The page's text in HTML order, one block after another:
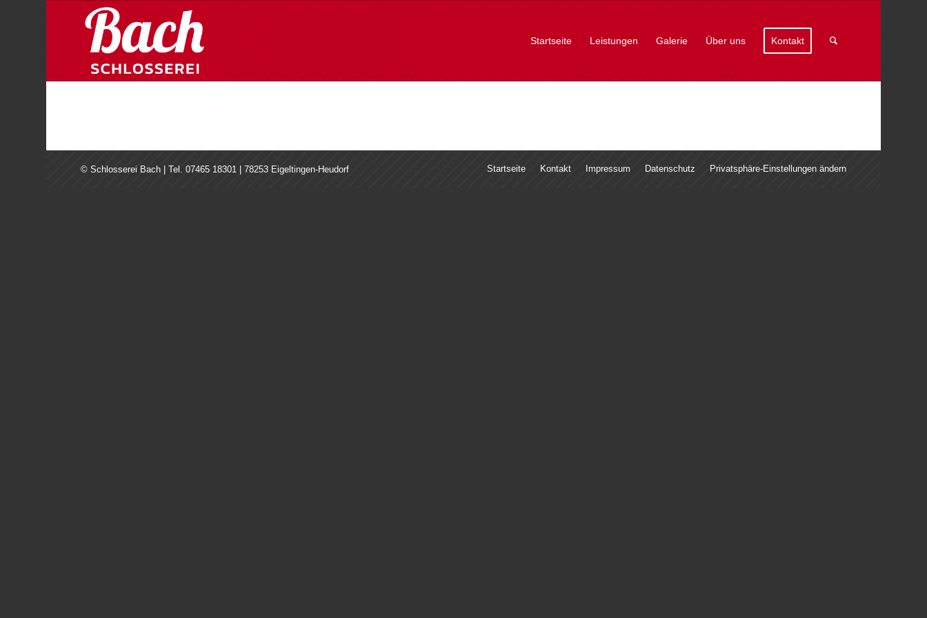
Startseite Leistungen Galerie Über uns Kontakt
© Schlosserei Bach | Tel. 07465 18301 | 78253 Eigeltingen-Heudorf Startseite Kontakt Impressum Datenschutz Privatsphäre-Einstellungen ändern